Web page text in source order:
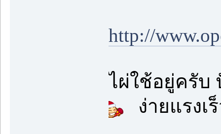
http://
ไผ่ใช้อยู่ครับ
ง่ายแรงเ